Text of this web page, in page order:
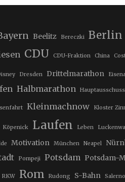
Beelitz Bereczki Berlin
CDU CDU-Fraktion China
Dresden Drittelmarathon
Halbmarathon Hauptausschuss
Kleinmachnow Kloster
Köpenick Laufen Leben
Motivation München Neapel
Pompeji Potsdam Potsdam-
RKW Rom Rudong S-Bahn Salerno